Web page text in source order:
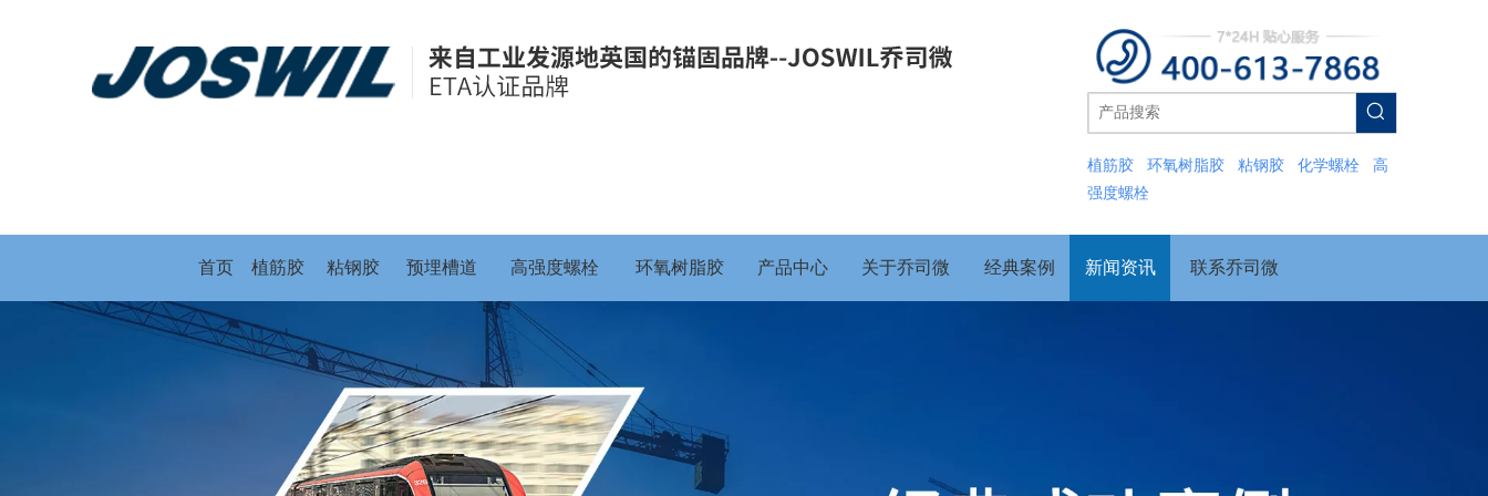
植筋胶 环氧树脂胶 粘钢胶 化学螺栓
高
强度螺栓
首页 植筋胶 粘钢胶 预埋槽道 高强度螺栓 环氧树脂胶 产品中心 关于乔司微 经典案例 新闻资讯 联系乔司微